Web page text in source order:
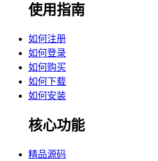
使用指南
如何注册
如何登录
如何购买
如何下载
如何安装
核心功能
精品源码